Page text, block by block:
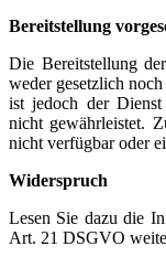
Bereitstellung
Die Bereitstellung
weder gesetzlich
ist jedoch der
nicht gewährleistet.
nicht verfügbar oder
Widerspruch
Lesen Sie dazu die
Art. 21 DSGVO